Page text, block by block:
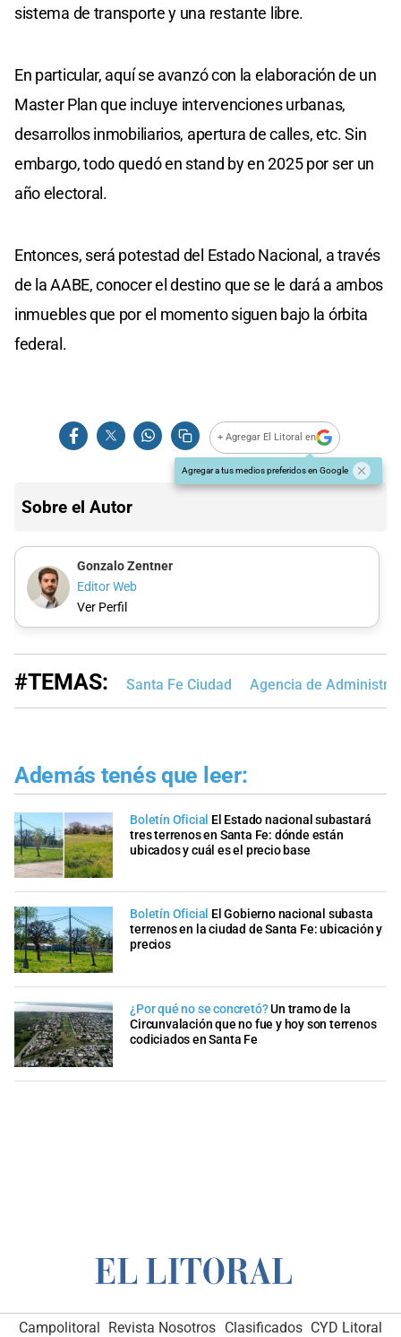
sistema de transporte y una restante libre.
En particular, aquí se avanzó con la elaboración de un
Master Plan que incluye intervenciones urbanas,
desarrollos inmobiliarios, apertura de calles, etc. Sin
embargo, todo quedó en stand by en 2025 por ser un
año electoral.
Entonces, será potestad del Estado Nacional, a través
de la AABE, conocer el destino que se le dará a ambos
inmuebles que por el momento siguen bajo la órbita
federal.
+ Agregar El Litoral en
Agregar a tus medios preferidos en Google
Sobre el Autor
Gonzalo Zentner
Editor Web
Ver Perfil
#TEMAS: Santa Fe Ciudad Agencia de
Además tenés que leer:
Boletín Oficial El Estado nacional subastará
tres terrenos en Santa Fe: dónde están
ubicados y cuál es el precio base
Boletín Oficial El Gobierno nacional subasta
terrenos en la ciudad de Santa Fe: ubicación y
precios
¿Por qué no se concretó?Un tramo de la
Circunvalación que no fue y hoy son terrenos
codiciados en Santa Fe
Campolitoral Revista Nosotros Clasificados CYD Litoral